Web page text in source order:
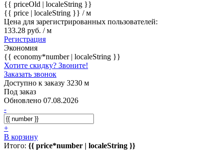
{{ priceOld | localeString }}
{{ price | localeString }} / м
Цена для зарегистрированных пользователей:
133.28 руб. / м
Регистрация
Экономия
{{ economy*number | localeString }}
Хотите скидку? Звоните!
Заказать звонок
Доступно к заказу 3230 м
Под заказ
Обновлено 07.08.2026
-
+
В корзину
Итого: {{ price*number | localeString }}